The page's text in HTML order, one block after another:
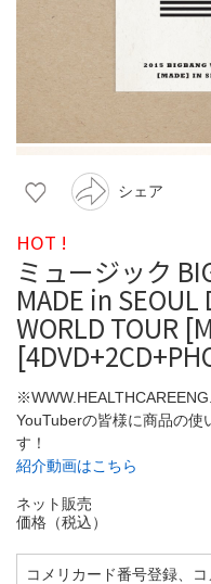
シェア
HOT !
ミュージック
MADE in SEOUL
WORLD TOUR
YouTuberの皆様に商品の使
す！
紹介動画はこちら
ネット販売
価格（税込）
コメリカード番号登録、